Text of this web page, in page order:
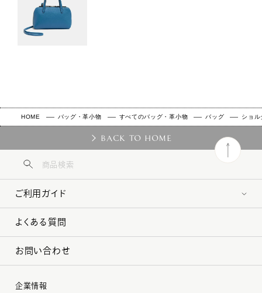
HOME バッグ・革小物 すべてのバッグ・革小物 バッグ ショル
BACK TO HOME
ご利用ガイド
よくある質問
お問い合わせ
企業情報